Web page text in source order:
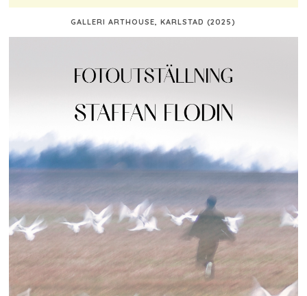
GALLERI ARTHOUSE, KARLSTAD (2025)